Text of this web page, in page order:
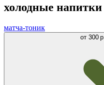
холодные напитки
матча-тоник
от 300 р